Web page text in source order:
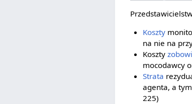
Koszty
na nie na
Koszty
mocodawcy
Strata
agenta, a
225)